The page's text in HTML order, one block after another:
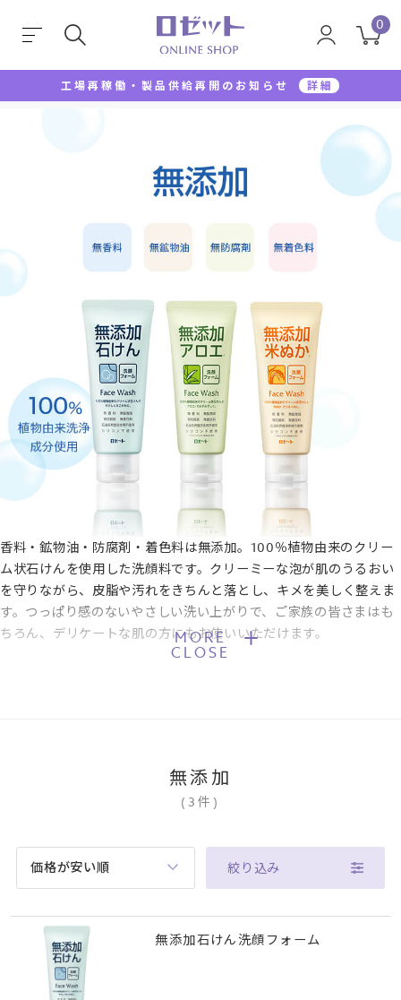
0
工場再稼働・製品供給再開のお知らせ 詳細
無添加
香料・鉱物油・防腐剤・着色料は無添加。100％植物由来のクリー
ム状石けんを使用した洗顔料です。クリーミーな泡が肌のうるおい
を守りながら、皮脂や汚れをきちんと落とし、キメを美しく整えま
す。つっぱり感のないやさしい洗い上がりで、ご家族の皆さまはも
ちろん、デリケートな肌の方にもお使いいただけます。
MORE
CLOSE
無添加
(3 件 )
価格が安い順 絞り込み
無添加石けん洗顔フォーム